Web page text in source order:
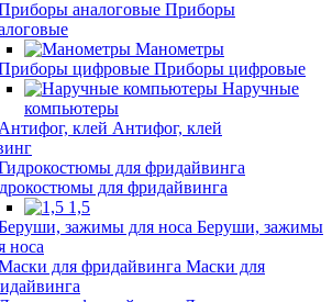
Приборы
Манометры
Приборы цифровые
Наручные
компьютеры
Антифог, клей
для фридайвинга
1,5
Беруши, зажимы
носа
Маски для